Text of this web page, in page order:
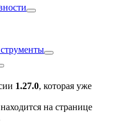
1.27.0, которая уже
на странице